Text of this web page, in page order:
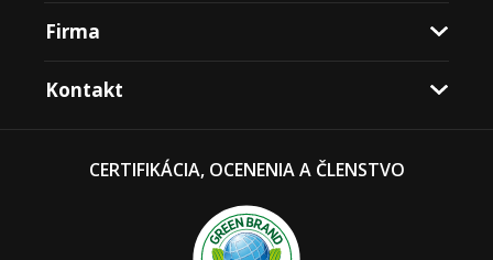
Firma
Kontakt
CERTIFIKÁCIA, OCENENIA A ČLENSTVO